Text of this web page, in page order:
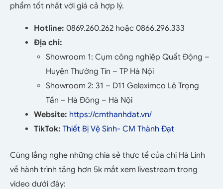
phẩm tốt nhất với giá cả hợp lý.
Hotline: 0869.260.262 hoặc 0866.296.333
Địa chỉ:
Showroom 1: Cụm công nghiệp Quất Động –
Huyện Thường Tín – TP Hà Nội
Showroom 2: 31 – D11 Geleximco Lê Trọng
Tấn – Hà Đông – Hà Nội
Website: https://cmthanhdat.vn/
TikTok: Thiết Bị Vệ Sinh- CM Thành Đạt
Cùng lắng nghe những chia sẻ thực tế của chị Hà Linh
về hành trình tăng hơn 5k mắt xem livestream trong
video dưới đây: